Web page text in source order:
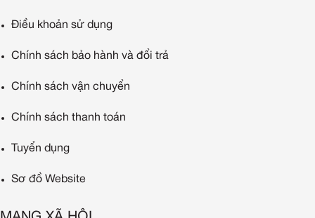
Điều khoản sử dụng
Chính sách bảo hành và đổi trả
Chính sách vận chuyển
Chính sách thanh toán
Tuyển dụng
Sơ đồ Website